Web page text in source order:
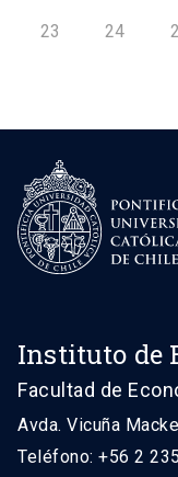
23 24
Instituto de
Facultad de
Avda. Vicuña
Teléfono: +56 2